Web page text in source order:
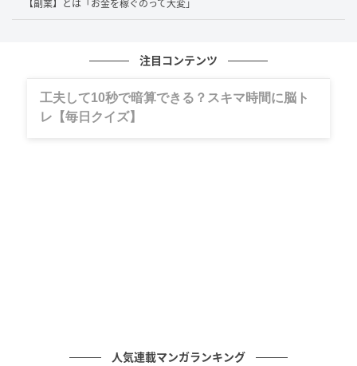
さらに話題は、松尾さんの真骨頂である企画やタイト
世に送り出しているのか」と聞かれると、松尾さんは
ウンターやサブとして機能している」と語ります。
言。既存のヒット作をユーモアで塗り替え、独自のエ
【副業】とは「お金を稼ぐのって大変」
注目コンテンツ
グルメ、ギャグ、子育て、旅行記……全部、読
めます。
人気連載マンガランキング